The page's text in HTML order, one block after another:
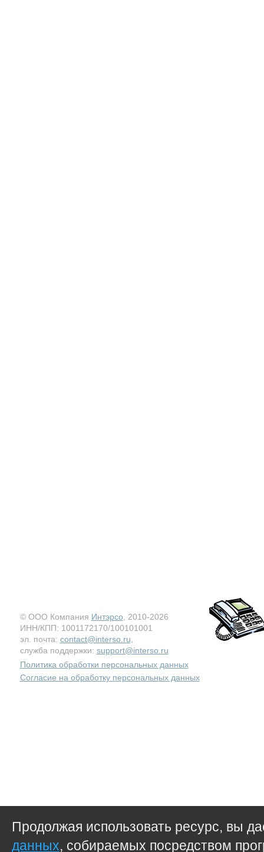
© ООО Компания Интэрсо , 2010-2026
ИНН/КПП: 1001172170/100101001
эл. почта: contact@interso.ru
служба поддержки: support@interso.ru
Политика обработки персональных данных
Согласие на обработку персональных данных
Продолжая использовать ресурс, вы
данных, собираемых посредством